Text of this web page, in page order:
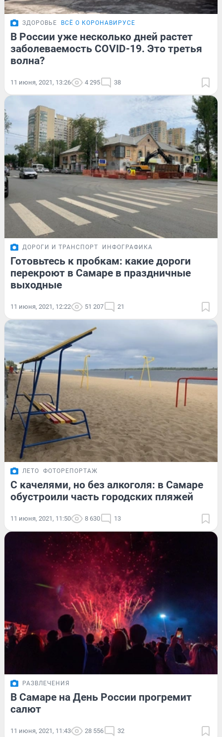
ЗДОРОВЬЕ ВСЁ О КОРОНАВИРУСЕ
В России уже несколько дней растет
заболеваемость COVID-19. Это третья
волна?
11 июня, 2021, 13:26 4 295 38
ДОРОГИ И ТРАНСПОРТ ИНФОГРАФИКА
Готовьтесь к пробкам: какие дороги
перекроют в Самаре в праздничные
выходные
11 июня, 2021, 12:22 51 207 21
ЛЕТО ФОТОРЕПОРТАЖ
С качелями, но без алкоголя: в Самаре
обустроили часть городских пляжей
11 июня, 2021, 11:50 8 630 13
РАЗВЛЕЧЕНИЯ
В Самаре на День России прогремит
салют
11 июня, 2021, 11:43 28 556 32